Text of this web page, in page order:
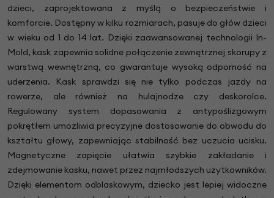
dzieci, zaprojektowana z myślą o bezpieczeństwie i
komforcie. Dostępny w kilku rozmiarach, pasuje do głów dzieci
w wieku od 1 do 14 lat. Dzięki zaawansowanej technologii In-
Mold, kask zapewnia solidne połączenie zewnętrznej skorupy z
warstwą wewnętrzną, co gwarantuje wysoką odporność na
uderzenia. Kask sprawdzi się nie tylko podczas jazdy na
rowerze, ale również na hulajnodze czy deskorolce.
Regulowany system dopasowania z antypoślizgowym
pokrętłem umożliwia precyzyjne dostosowanie do obwodu do
kształtu głowy, zapewniając stabilność bez uczucia ucisku.
Magnetyczne zapięcie ułatwia szybkie zakładanie i
zdejmowanie kasku, nawet przez najmłodszych użytkowników.
Dzięki elementom odblaskowym, dziecko jest lepiej widoczne